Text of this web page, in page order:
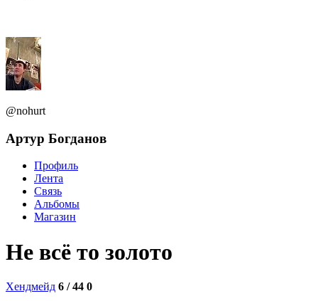
@nohurt
Артур Богданов
Профиль
Лента
Связь
Альбомы
Магазин
Не всё то золото
Хендмейд 6 / 44 0